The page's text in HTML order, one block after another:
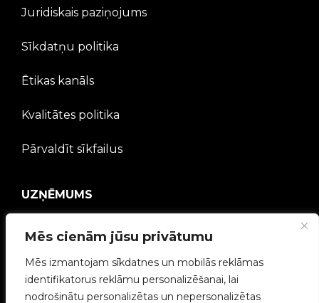
Mēs cienām jūsu privātumu
Mēs izmantojam sīkdatnes un mobilās reklāmas
identifikatorus reklāmu personalizēšanai, lai
nodrošinātu personalizētas un nepersonalizētas
Juridiskais paziņojums
Sīkdatņu politika
Ētikas kanāls
Kvalitātes politika
Pārvaldīt sīkfailus
UZŅĒMUMS
V2C kopiena
Strādā ar mums
e-Chargers